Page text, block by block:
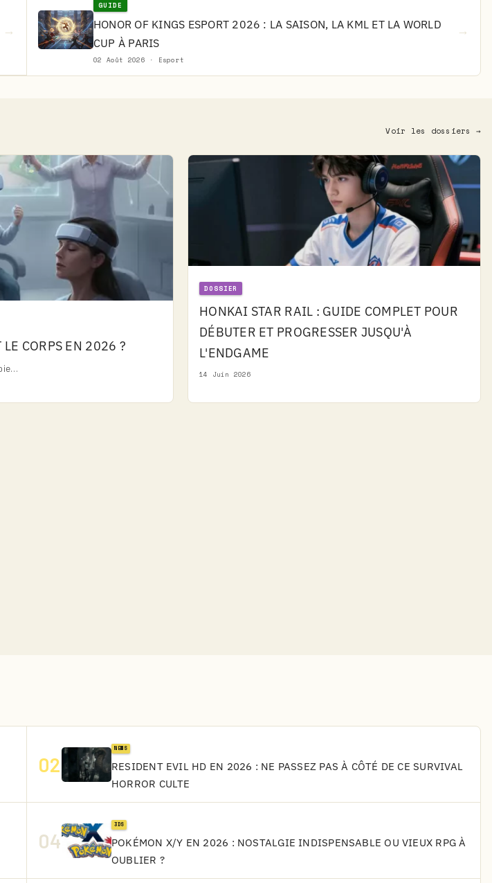
→
GUIDE
HONOR OF KINGS ESPORT 2026 : LA SAISON, LA KML ET LA WORLD
CUP À PARIS
02 Août 2026 · Esport
→
Voir les dossiers →
LE CORPS EN 2026 ?
DOSSIER
HONKAI STAR RAIL : GUIDE COMPLET POUR
DÉBUTER ET PROGRESSER JUSQU'À
L'ENDGAME
14 Juin 2026
02
NEWS
RESIDENT EVIL HD EN 2026 : NE PASSEZ PAS À CÔTÉ DE CE SURVIVAL
HORROR CULTE
04
3DS
POKÉMON X/Y EN 2026 : NOSTALGIE INDISPENSABLE OU VIEUX RPG À
OUBLIER ?